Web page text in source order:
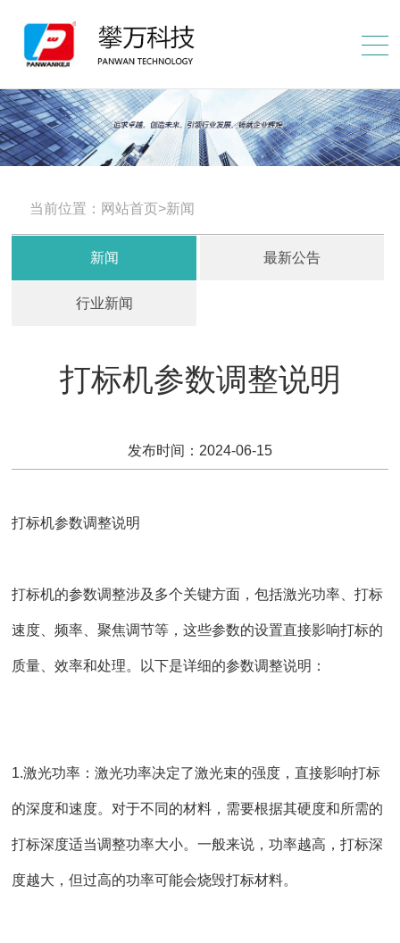
当前位置：网站首页>新闻
新闻 最新公告
行业新闻
打标机参数调整说明
发布时间：2024-06-15
打标机参数调整说明
打标机的参数调整涉及多个关键方面，包括激光功率、打标
速度、频率、聚焦调节等，这些参数的设置直接影响打标的
质量、效率和处理。以下是详细的参数调整说明：
1.激光功率：激光功率决定了激光束的强度，直接影响打标
的深度和速度。对于不同的材料，需要根据其硬度和所需的
打标深度适当调整功率大小。一般来说，功率越高，打标深
度越大，但过高的功率可能会烧毁打标材料。